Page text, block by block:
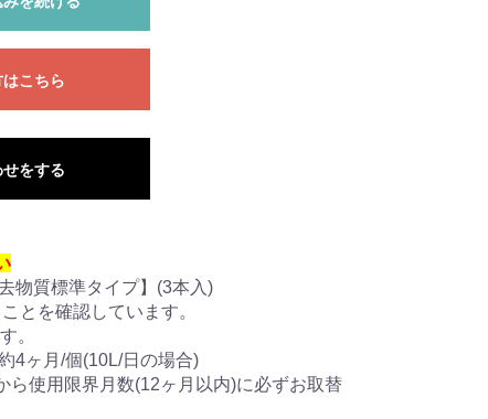
こちら
をする
物質標準タイプ】(3本入)
とを確認しています。
。
4ヶ月/個(10L/日の場合)
ら使用限界月数(12ヶ月以内)に必ずお取替